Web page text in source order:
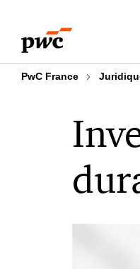
contenu
de
PwC France